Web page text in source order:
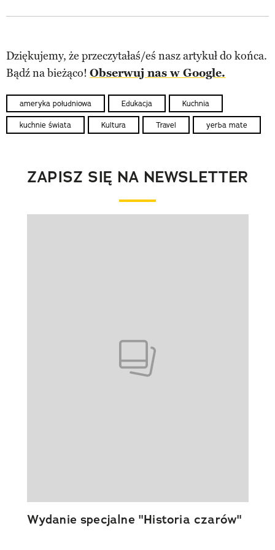
Dziękujemy, że przeczytałaś/eś nasz artykuł do końca.
Bądź na bieżąco! Obserwuj nas w Google.
ameryka południowa Edukacja Kuchnia
kuchnie świata Kultura Travel yerba mate
ZAPISZ SIĘ NA NEWSLETTER
Wydanie specjalne "Historia czarów"